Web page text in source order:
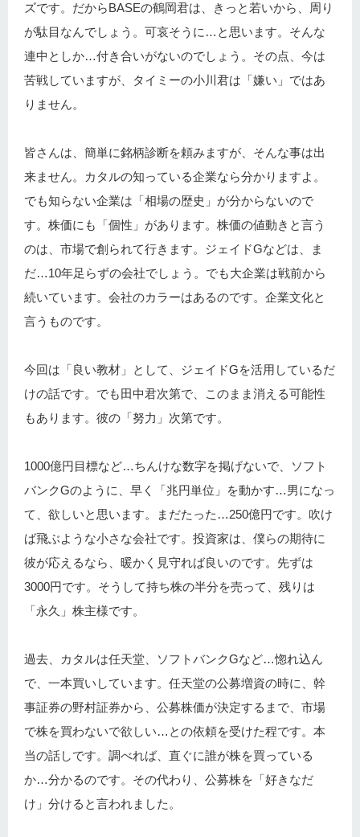
ズです。だからBASEの鶴岡君は、きっと若いから、周り
が駄目なんでしょう。可哀そうに…と思います。そんな
連中としか…付き合いがないのでしょう。その点、今は
苦戦していますが、タイミーの小川君は「嫌い」ではあ
りません。
皆さんは、簡単に銘柄診断を頼みますが、そんな事は出
来ません。カタルの知っている企業なら分かりますよ。
でも知らない企業は「相場の歴史」が分からないので
す。株価にも「個性」があります。株価の値動きと言う
のは、市場で創られて行きます。ジェイドGなどは、ま
だ…10年足らずの会社でしょう。でも大企業は戦前から
続いています。会社のカラーはあるのです。企業文化と
言うものです。
今回は「良い教材」として、ジェイドGを活用しているだ
けの話です。でも田中君次第で、このまま消える可能性
もあります。彼の「努力」次第です。
1000億円目標など…ちんけな数字を掲げないで、ソフト
バンクGのように、早く「兆円単位」を動かす…男になっ
て、欲しいと思います。まだたった…250億円です。吹け
ば飛ぶような小さな会社です。投資家は、僕らの期待に
彼が応えるなら、暖かく見守れば良いのです。先ずは
3000円です。そうして持ち株の半分を売って、残りは
「永久」株主様です。
過去、カタルは任天堂、ソフトバンクGなど…惚れ込ん
で、一本買いしています。任天堂の公募増資の時に、幹
事証券の野村証券から、公募株価が決定するまで、市場
で株を買わないで欲しい…との依頼を受けた程です。本
当の話しです。調べれば、直ぐに誰が株を買っている
か…分かるのです。その代わり、公募株を「好きなだ
け」分けると言われました。